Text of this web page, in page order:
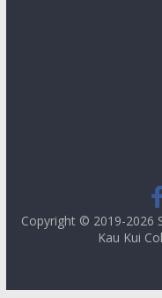
Copyright © 2019-2026
Kau Kui